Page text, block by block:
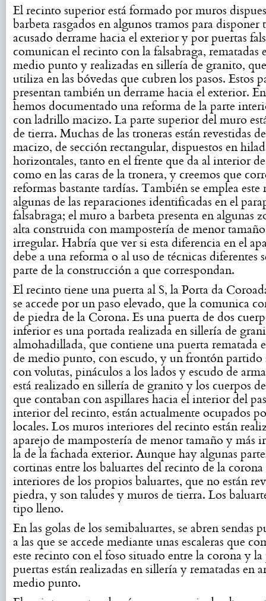
El recinto superior está formado por muros
barbeta rasgados en algunos tramos para disponer
acusado derrame hacia el exterior y por puertas
comunican el recinto con la falsabraga, rematadas
medio punto y realizadas en sillería de granito,
utiliza en las bóvedas que cubren los pasos. Estos
presentan también un derrame hacia el exterior.
hemos documentado una reforma de la parte
con ladrillo macizo. La parte superior del muro
de tierra. Muchas de las troneras están revestidas
macizo, de sección rectangular, dispuestos en
horizontales, tanto en el frente que da al interior
como en las caras de la tronera, y creemos que
reformas bastante tardías. También se emplea este
algunas de las reparaciones identificadas en el
falsabraga; el muro a barbeta presenta en algunas
alta construida con mampostería de menor
irregular. Habría que ver si esta diferencia en el
debe a una reforma o al uso de técnicas diferentes
parte de la construcción a que correspondan.
El recinto tiene una puerta al S, la Porta da
se accede por un paso elevado, que la comunica
de piedra de la Corona. Es una puerta de dos
inferior es una portada realizada en sillería de
almohadillada, que contiene una puerta rematada
de medio punto, con escudo, y un frontón partido
con volutas, pináculos a los lados y escudo de
está realizado en sillería de granito y los cuerpos
que contaban con aspillares hacia el interior del
interior del recinto, están actualmente ocupados
locales. Los muros interiores del recinto están
aparejo de mampostería de menor tamaño y más
la de la fachada exterior. Aunque hay algunas
cortinas entre los baluartes del recinto de la
interiores de los propios baluartes, que no están
piedra, y son taludes y muros de tierra. Los
tipo lleno.
En las golas de los semibaluartes, se abren sendas
a las que se accede mediante unas escaleras que
este recinto con el foso situado entre la corona y la
puertas están realizadas en sillería y rematadas en
medio punto.